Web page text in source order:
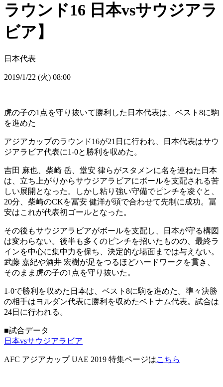
ラウンド16 日本vsサウジアラ
ビア】
日本代表
2019/1/22 (火) 08:00
虎の子の1点を守り抜いて勝利した日本代表は、ベスト8に駒
を進めた
アジアカップのラウンド16が21日に行われ、日本代表はサウ
ジアラビア代表に1-0と勝利を収めた。
吉田 麻也、柴崎 岳、堂安 律らがスタメンに名を連ねた日本
は、立ち上がりからサウジアラビアにボールを支配される苦
しい展開となった。しかし粘り強い守備でピンチを凌ぐと、
20分、柴崎のCKを冨安 健洋が頭で合わせて先制に成功。冨
安はこれが代表初ゴールとなった。
その後もサウジアラビアがボールを支配し、日本が守る構図
は変わらない。後半も多くのピンチを招いたものの、最終ラ
インを中心に集中力を保ち、決定的な場面までは与えない。
武藤 嘉紀や酒井 宏樹が足をつるほどハードワークを貫き、
そのまま虎の子の1点を守り抜いた。
1-0で勝利を収めた日本は、ベスト8に駒を進めた。準々決勝
の相手はヨルダン代表に勝利を収めたベトナム代表。試合は
24日に行われる。
■試合データ
日本vsサウジアラビア
AFC アジアカップ UAE 2019 特集ページはこちら